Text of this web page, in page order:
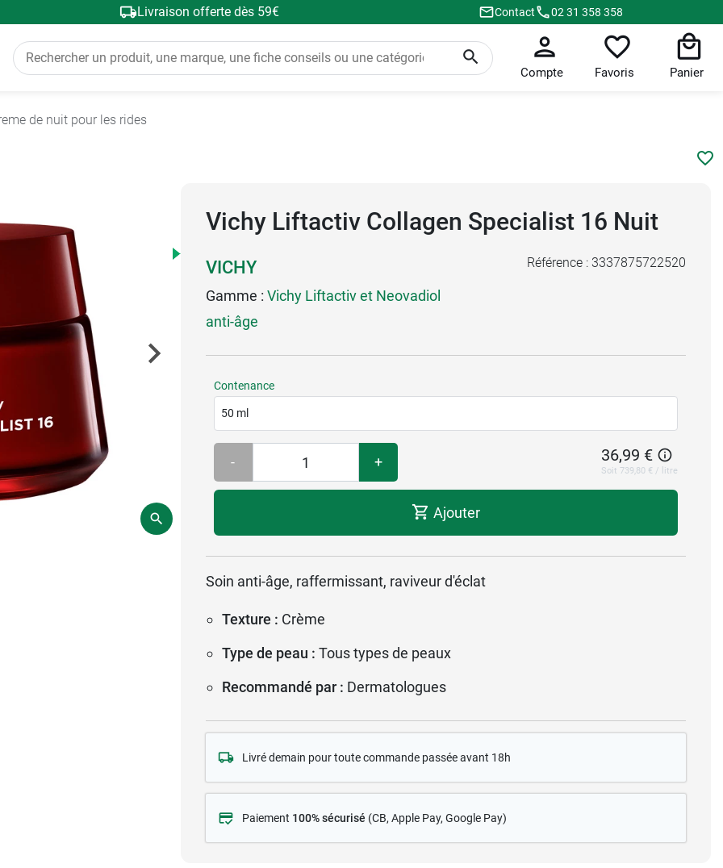
Livraison offerte dès 59€ Contact 02 31 358 358
Compte Favoris Panier
de nuit pour les rides
Vichy Liftactiv Collagen Specialist 16 Nuit
VICHY
Gamme : Vichy Liftactiv et Neovadiol
anti-âge
Référence : 3337875722520
Contenance
50 ml
- + 36,99 €
Soit 739,80 € / litre
Ajouter
Soin anti-âge, raffermissant, raviveur d'éclat
Texture : Crème
Type de peau : Tous types de peaux
Recommandé par : Dermatologues
Livré demain pour toute commande passée avant 18h
Paiement 100% sécurisé (CB, Apple Pay, Google Pay)